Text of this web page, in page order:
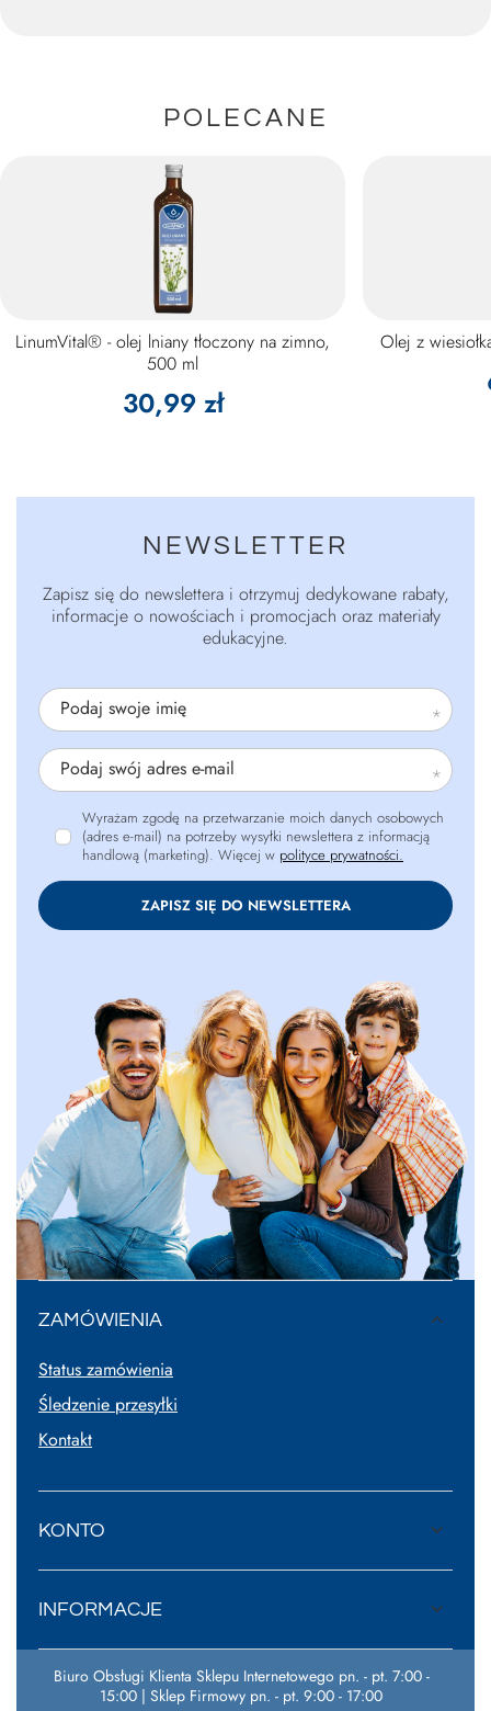
POLECANE
LinumVital® - olej lniany tłoczony na zimno,
500 ml
30,99 zł
Olej z
NEWSLETTER
Zapisz się do newslettera i otrzymuj dedykowane rabaty,
informacje o nowościach i promocjach oraz materiały
edukacyjne.
Podaj swoje imię
Podaj swój adres e-mail
Wyrażam zgodę na przetwarzanie moich danych osobowych
(adres e-mail) na potrzeby wysyłki newslettera z informacją
handlową (marketing). Więcej w polityce prywatności.
ZAPISZ SIĘ DO NEWSLETTERA
ZAMÓWIENIA
Status zamówienia
Śledzenie przesyłki
Kontakt
KONTO
INFORMACJE
Biuro Obsługi Klienta Sklepu Internetowego pn. - pt. 7:00 -
15:00 | Sklep Firmowy pn. - pt. 9:00 - 17:00